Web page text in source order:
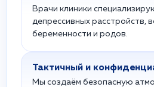
Врачи клиники
депрессивных расстройств,
беременности и родов.
Тактичный и
Мы создаём безопасную